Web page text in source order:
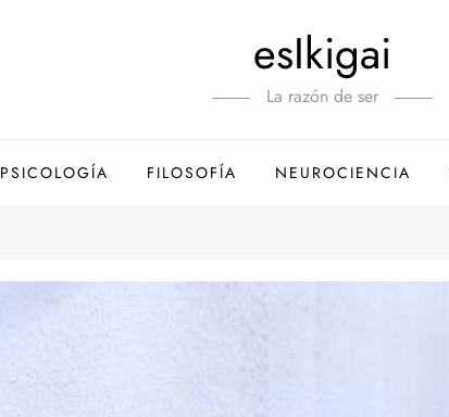
esIkigai
La razón de ser
PSICOLOGÍA FILOSOFÍA NEUROCIENCIA